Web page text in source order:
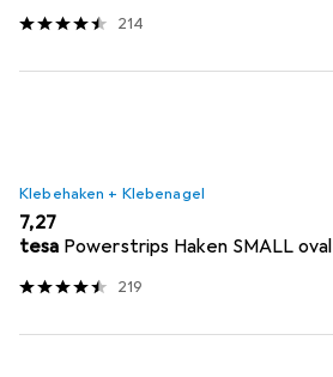
214
Klebehaken + Klebenagel
EUR
7,27
tesa Powerstrips Haken SMALL oval
219